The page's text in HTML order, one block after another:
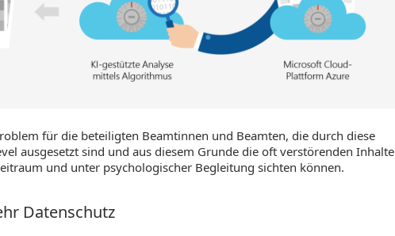
für die beteiligten Beamtinnen und Beamten, die durch diese
ausgesetzt sind und aus diesem Grunde die oft verstörenden Inhalte
und unter psychologischer Begleitung sichten können.
Datenschutz